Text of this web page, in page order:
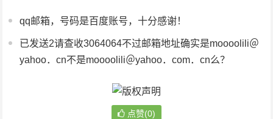
qq邮箱，号码是百度账号，十分感谢！
已发送2请查收3064064不过邮箱地址确实是moooolili＠
yahoo．cn不是moooolili＠yahoo．com．cn么？
点赞(0)